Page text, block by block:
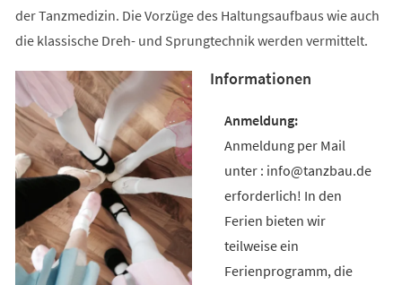
der Tanzmedizin. Die Vorzüge des Haltungsaufbaus wie auch
die klassische Dreh- und Sprungtechnik werden vermittelt.
Informationen
Anmeldung per Mail
unter : info@tanzbau.de
erforderlich! In den
Ferien bieten wir
teilweise ein
Ferienprogramm, die